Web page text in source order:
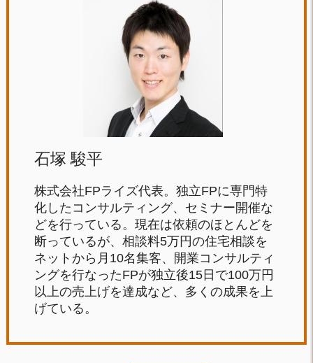
石塚 駿平
株式会社FPライズ代表。独立FPに専門特
化したコンサルティング、セミナー開催な
どを行っている。現在は依頼のほとんどを
断っているが、相談料5万円の住宅相談を
ネットから月10名集客、開業コンサルティ
ングを行なったFPが独立後15日で100万円
以上の売上げを達成など、多くの成果を上
げている。